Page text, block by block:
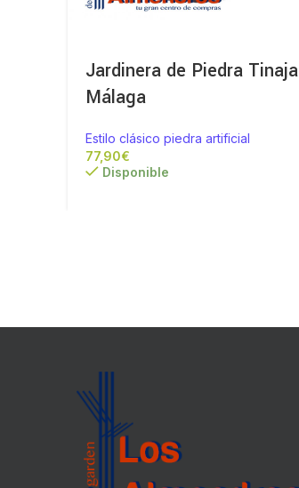
Jardinera de Piedra Tinaja
Málaga
Estilo clásico piedra artificial
€
Disponible